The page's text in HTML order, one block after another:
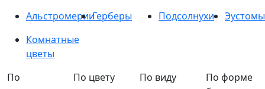
АльстромерииГерберы Подсолнухи
Эустомы
Комнатные
цветы
По
По цвету
По виду
По форме